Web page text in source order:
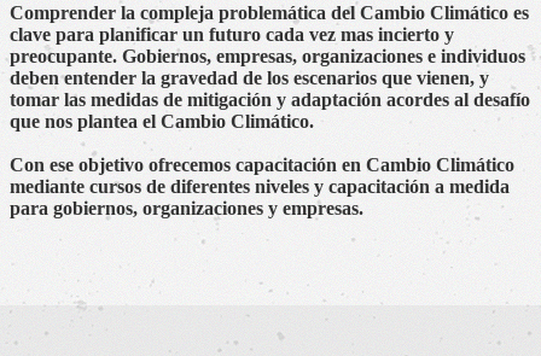
Comprender la compleja problemática del Cambio Climático es
clave para planificar un futuro cada vez mas incierto y
preocupante. Gobiernos, empresas, organizaciones e individuos
deben entender la gravedad de los escenarios que vienen, y
tomar las medidas de mitigación y adaptación acordes al desafío
que nos plantea el Cambio Climático.
Con ese objetivo ofrecemos capacitación en Cambio Climático
mediante cursos de diferentes niveles y capacitación a medida
para gobiernos, organizaciones y empresas.